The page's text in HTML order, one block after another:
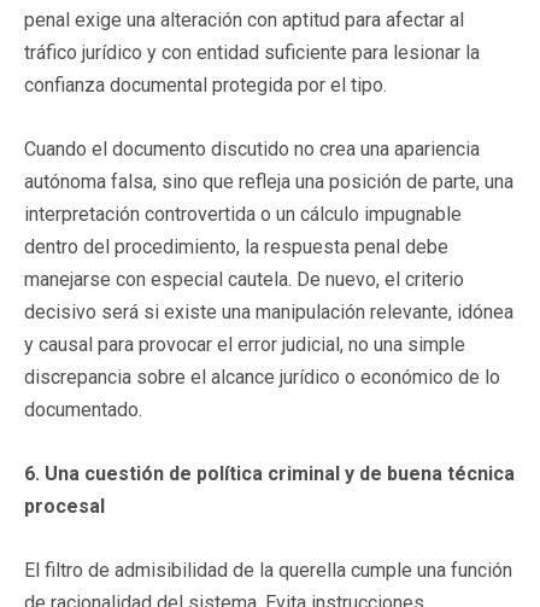
penal exige una alteración con aptitud para afectar al
tráfico jurídico y con entidad suficiente para lesionar la
confianza documental protegida por el tipo.
Cuando el documento discutido no crea una apariencia
autónoma falsa, sino que refleja una posición de parte, una
interpretación controvertida o un cálculo impugnable
dentro del procedimiento, la respuesta penal debe
manejarse con especial cautela. De nuevo, el criterio
decisivo será si existe una manipulación relevante, idónea
y causal para provocar el error judicial, no una simple
discrepancia sobre el alcance jurídico o económico de lo
documentado.
6. Una cuestión de política criminal y de buena técnica
procesal
El filtro de admisibilidad de la querella cumple una función
de racionalidad del sistema. Evita instrucciones